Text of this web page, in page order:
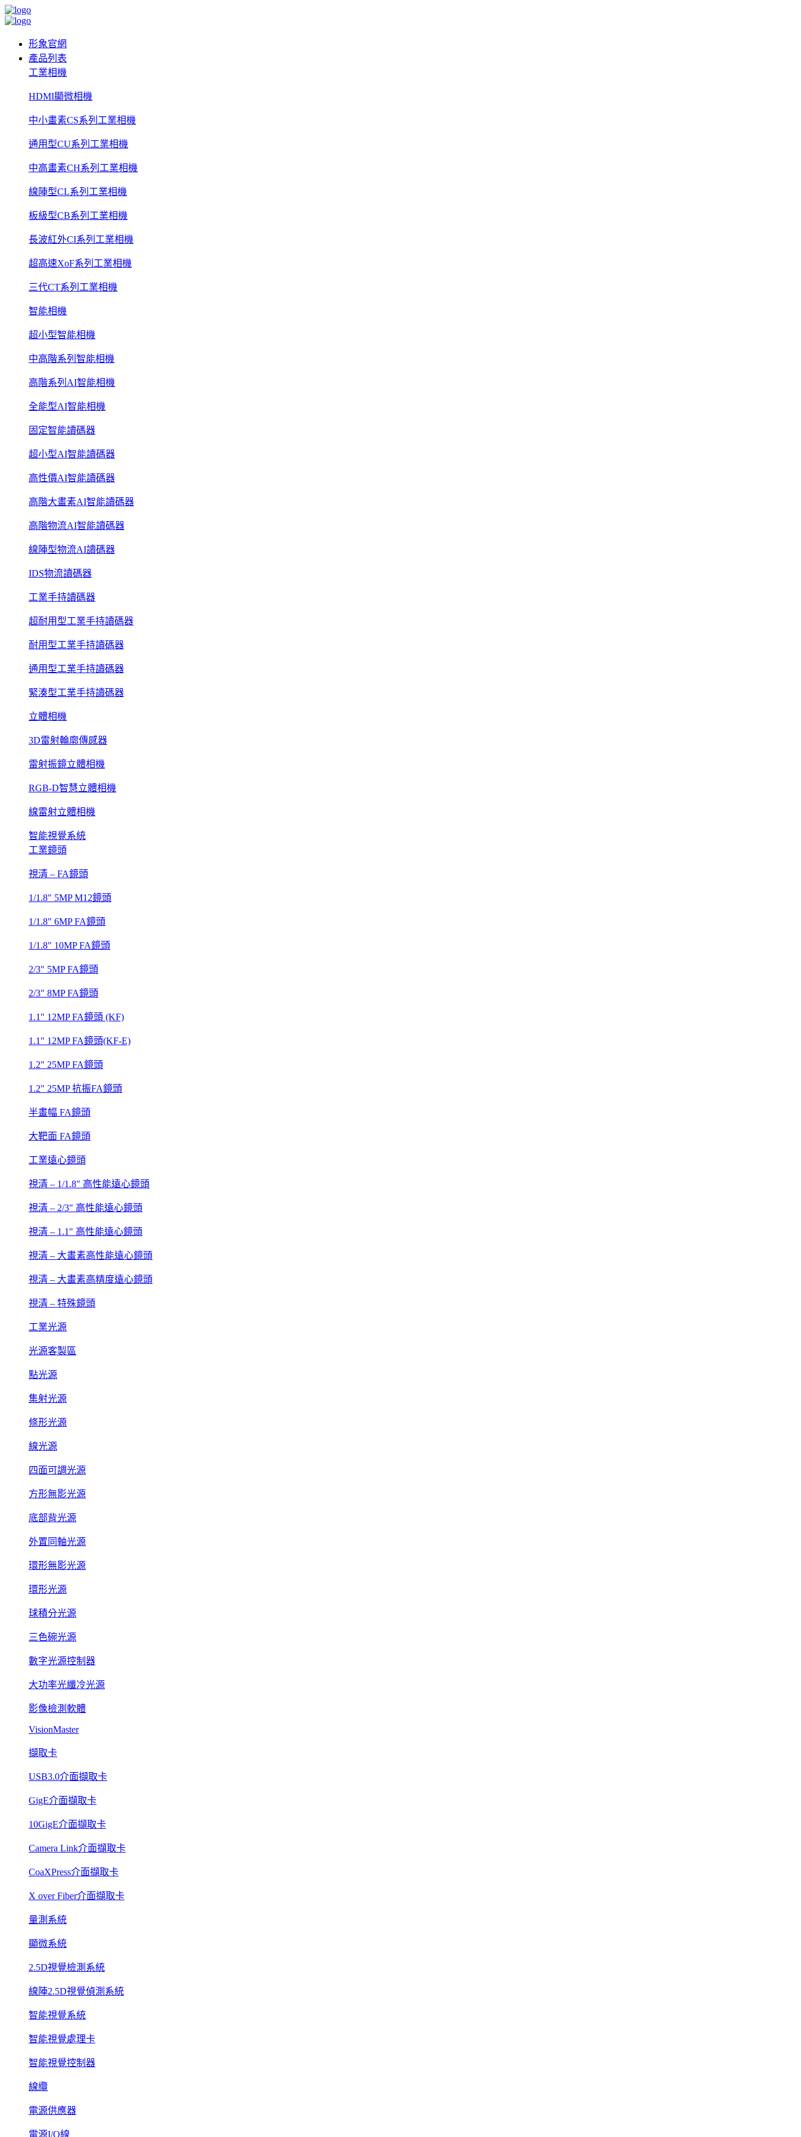
形象官網
產品列表
工業相機
HDMI顯微相機
中小畫素CS系列工業相機
通用型CU系列工業相機
中高畫素CH系列工業相機
線陣型CL系列工業相機
板級型CB系列工業相機
長波紅外CI系列工業相機
超高速XoF系列工業相機
三代CT系列工業相機
智能相機
超小型智能相機
中高階系列智能相機
高階系列AI智能相機
全能型AI智能相機
固定智能讀碼器
超小型AI智能讀碼器
高性價AI智能讀碼器
高階大畫素AI智能讀碼器
高階物流AI智能讀碼器
線陣型物流AI讀碼器
IDS物流讀碼器
工業手持讀碼器
超耐用型工業手持讀碼器
耐用型工業手持讀碼器
通用型工業手持讀碼器
緊湊型工業手持讀碼器
立體相機
3D雷射輪廓傳感器
雷射振鏡立體相機
RGB-D智慧立體相機
線雷射立體相機
智能視覺系統
工業鏡頭
視清 – FA鏡頭
1/1.8" 5MP M12鏡頭
1/1.8" 6MP FA鏡頭
1/1.8" 10MP FA鏡頭
2/3" 5MP FA鏡頭
2/3" 8MP FA鏡頭
1.1" 12MP FA鏡頭 (KF)
1.1" 12MP FA鏡頭(KF-E)
1.2" 25MP FA鏡頭
1.2" 25MP 抗振FA鏡頭
半畫幅 FA鏡頭
大靶面 FA鏡頭
工業遠心鏡頭
視清 – 1/1.8" 高性能遠心鏡頭
視清 – 2/3" 高性能遠心鏡頭
視清 – 1.1" 高性能遠心鏡頭
視清 – 大畫素高性能遠心鏡頭
視清 – 大畫素高精度遠心鏡頭
視清 – 特殊鏡頭
工業光源
光源客製區
點光源
集射光源
條形光源
線光源
四面可調光源
方形無影光源
底部背光源
外置同軸光源
環形無影光源
環形光源
球積分光源
三色碗光源
數字光源控制器
大功率光纖冷光源
影像檢測軟體
VisionMaster
擷取卡
USB3.0介面擷取卡
GigE介面擷取卡
10GigE介面擷取卡
Camera Link介面擷取卡
CoaXPress介面擷取卡
X over Fiber介面擷取卡
量測系統
顯微系統
2.5D視覺檢測系統
線陣2.5D視覺偵測系統
智能視覺系統
智能視覺處理卡
智能視覺控制器
線纜
電源供應器
電源I/O線